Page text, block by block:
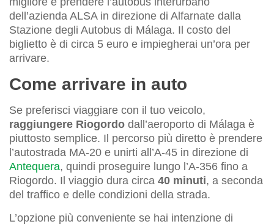
dell’azienda ALSA in direzione di Alfarnate dalla
Stazione degli Autobus di Málaga. Il costo del
biglietto è di circa 5 euro e impiegherai un’ora per
arrivare.
Come arrivare in auto
Se preferisci viaggiare con il tuo veicolo,
raggiungere Riogordo dall’aeroporto di Málaga è
piuttosto semplice. Il percorso più diretto è prendere
l’autostrada MA-20 e unirti all’A-45 in direzione di
Antequera, quindi proseguire lungo l’A-356 fino a
Riogordo. Il viaggio dura circa 40 minuti, a seconda
del traffico e delle condizioni della strada.
L’opzione più conveniente se hai intenzione di